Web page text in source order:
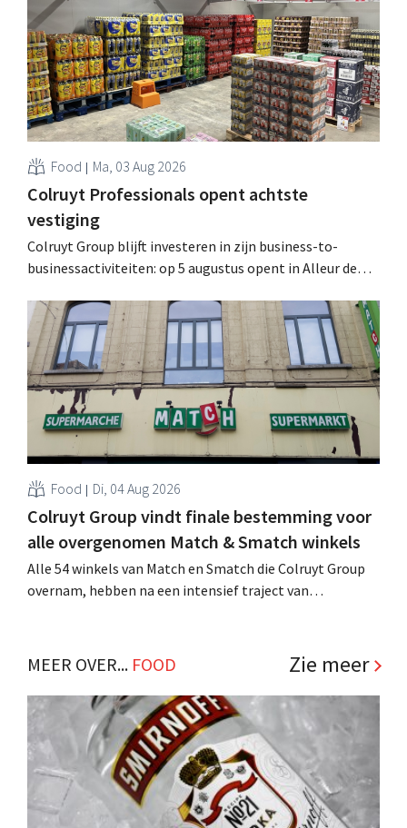
geïnformeerd worden." .
Food Ma, 03 Aug 2026
Colruyt Professionals opent achtste
vestiging
Colruyt Group blijft investeren in zijn business-to-
businessactiviteiten: op 5 augustus opent in Alleur de
winkelformule die zich uitsluitend richt op professionele
klanten. .
Food Di, 04 Aug 2026
Colruyt Group vindt finale bestemming voor
alle overgenomen Match & Smatch winkels
Alle 54 winkels van Match en Smatch die Colruyt Group
overnam, hebben na een intensief traject van
.MEER OVER... FOOD Zie meer